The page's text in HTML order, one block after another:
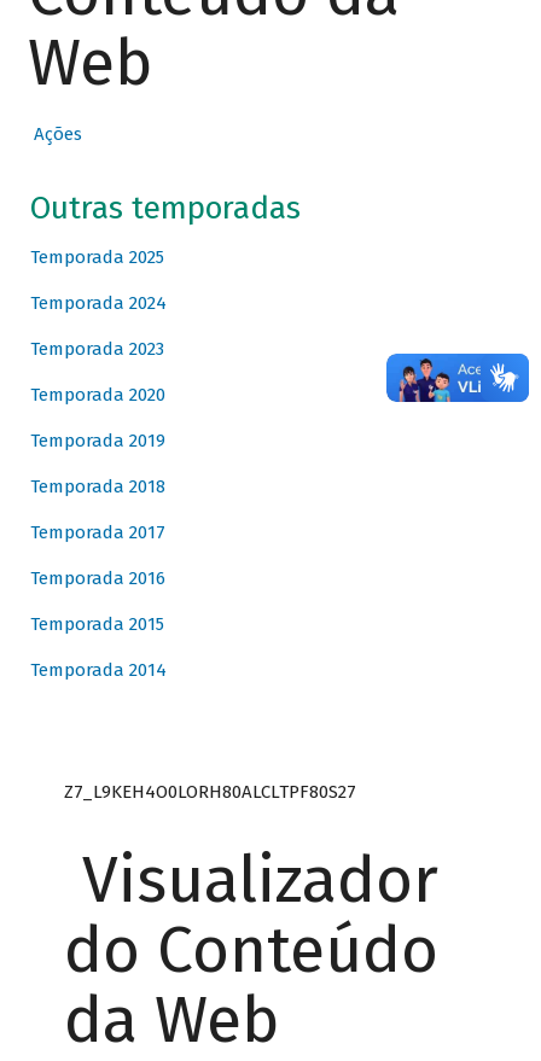
Web
Ações
Outras temporadas
Temporada 2025
Temporada 2024
Temporada 2023
Temporada 2020
Temporada 2019
Temporada 2018
Temporada 2017
Temporada 2016
Temporada 2015
Temporada 2014
Z7_L9KEH4O0LORH80ALCLTPF80S27
Visualizador
do Conteúdo
da Web